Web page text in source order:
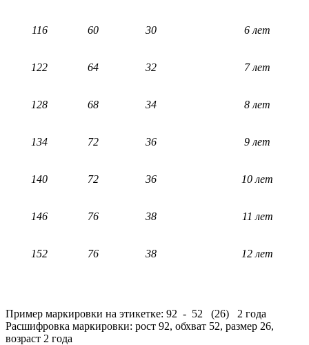
116 60 30 6 лет
122 64 32 7 лет
128 68 34 8 лет
134 72 36 9 лет
140 72 36 10 лет
146 76 38 11 лет
152 76 38 12 лет
Пример маркировки на этикетке: 92 - 52 (26) 2 года
Расшифровка маркировки: рост 92, обхват 52, размер 26,
возраст 2 года